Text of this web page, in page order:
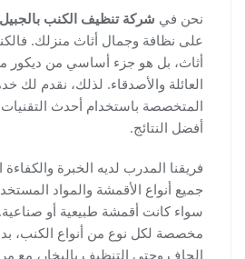
نحن في شركة تنظيف الكنب بالجبيل
على نظافة وجمال أثاث منزلك.
أثاث، بل هو جزء أساسي من ديكور
العائلة والأصدقاء. لذلك، نقدم لك
المتخصصة باستخدام أحدث التقنيات
أفضل النتائج.
فريقنا المدرب لديه الخبرة والكفاءة
جميع أنواع الأقمشة والمواد
سواء كانت أقمشة طبيعية أو
مخصصة لكل نوع من أنواع الكنب،
الجاف وحتى التنظيف بالبخار، مع